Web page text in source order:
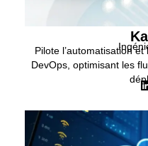
Pilote l’automatisation
DevOps, optimisant les